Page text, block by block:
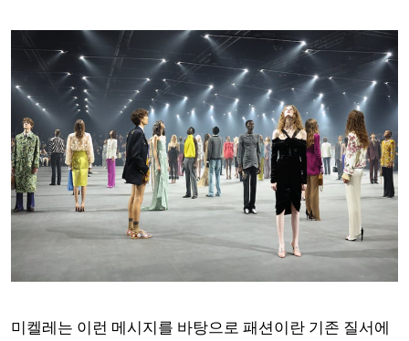
미켈레는 이런 메시지를 바탕으로 패션이란 기존 질서에